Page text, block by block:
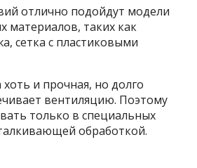
отлично подойдут модели
материалов, таких как
сетка с пластиковыми
и прочная, но долго
вентиляцию. Поэтому
только в специальных
обработкой.